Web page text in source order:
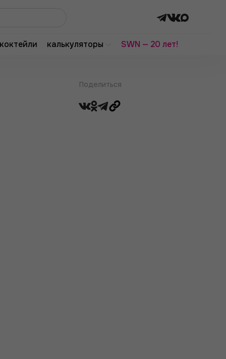
коктейли калькуляторы SWN — 20 лет!
Поделиться